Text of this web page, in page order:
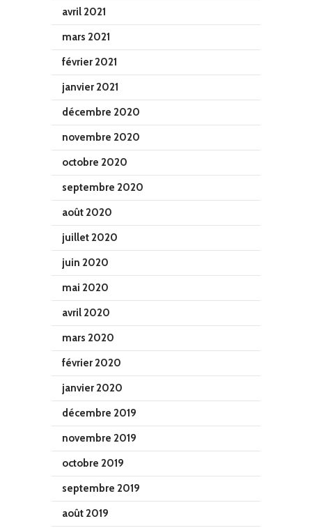
avril 2021
mars 2021
février 2021
janvier 2021
décembre 2020
novembre 2020
octobre 2020
septembre 2020
août 2020
juillet 2020
juin 2020
mai 2020
avril 2020
mars 2020
février 2020
janvier 2020
décembre 2019
novembre 2019
octobre 2019
septembre 2019
août 2019